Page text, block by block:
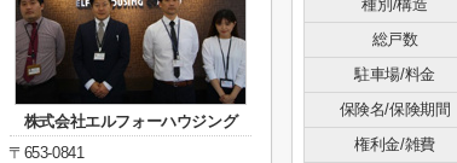
種別/構造
総戸数
駐車場/料金
保険名/保険期間
権利金/雑費
株式会社エルフォーハウジング
〒653-0841